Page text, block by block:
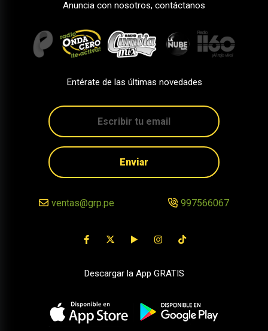
Anuncia con nosotros, contáctanos
Entérate de las últimas novedades
Enviar
ventas@grp.pe 997566067
Descargar la App GRATIS